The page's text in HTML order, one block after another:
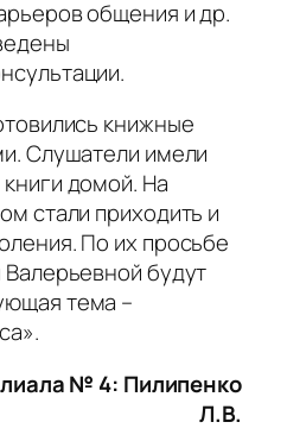
общения и др.
книжные
Слушатели имели
домой. На
стали приходить и
По их просьбе
Валерьевной будут
тема –
№ 4: Пилипенко
Л.В.